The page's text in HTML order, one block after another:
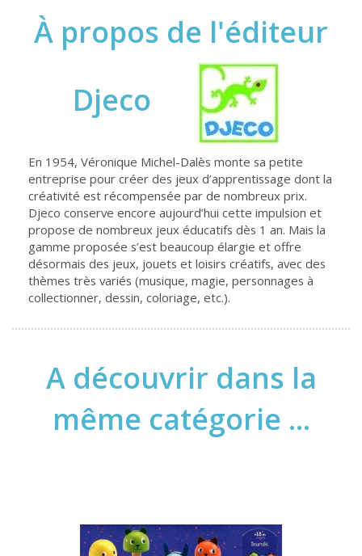
À propos de l'éditeur
Djeco
En 1954, Véronique Michel-Dalès monte sa petite
entreprise pour créer des jeux d’apprentissage dont la
créativité est récompensée par de nombreux prix.
Djeco conserve encore aujourd’hui cette impulsion et
propose de nombreux jeux éducatifs dès 1 an. Mais la
gamme proposée s’est beaucoup élargie et offre
désormais des jeux, jouets et loisirs créatifs, avec des
thèmes très variés (musique, magie, personnages à
collectionner, dessin, coloriage, etc.).
A découvrir dans la
même catégorie ...